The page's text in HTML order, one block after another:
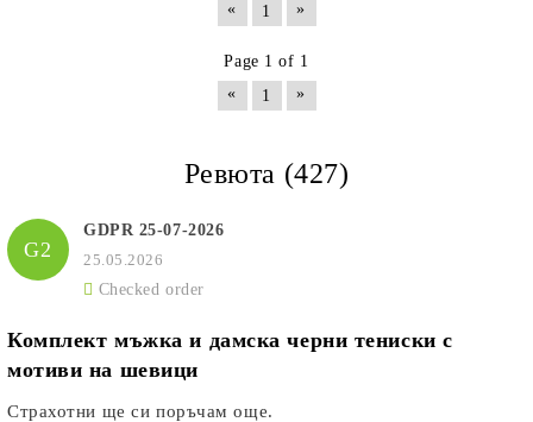
« 1 »
Page 1 of 1
«
1 »
Ревюта (427)
G2
GDPR 25-07-2026
25.05.2026
Checked order
Комплект мъжка и дамска черни тениски с
мотиви на шевици
Страхотни ще си поръчам още.